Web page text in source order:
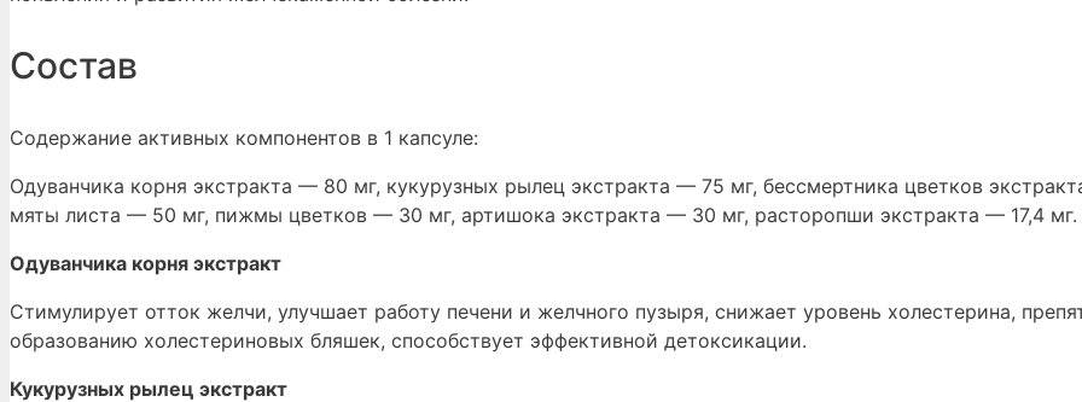
Состав
Содержание активных компонентов в 1 капсуле:
Одуванчика корня экстракта — 80 мг, кукурузных рылец экстракта — 75 мг, бессмертника цветков
мяты листа — 50 мг, пижмы цветков — 30 мг, артишока экстракта — 30 мг, расторопши экстракта — 17,4 мг.
Одуванчика корня экстракт
Cтимулирует отток желчи, улучшает работу печени и желчного пузыря, снижает уровень холестерина,
образованию холестериновых бляшек, способствует эффективной детоксикации.
Кукурузных рылец экстракт